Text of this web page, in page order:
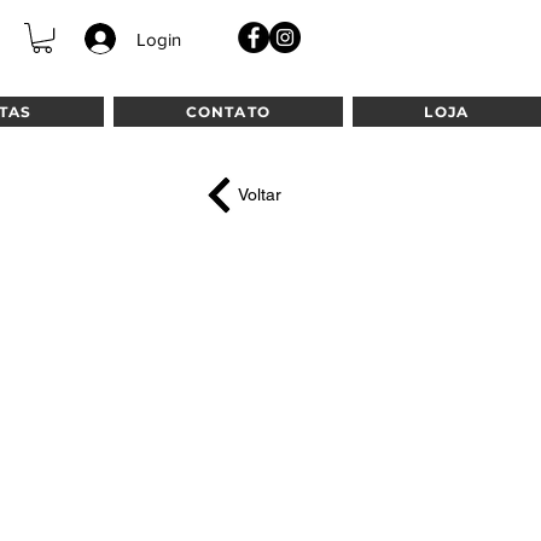
Login
CONTATO LOJA
Voltar